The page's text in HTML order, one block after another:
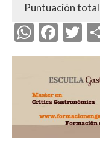
Puntuación total
W
h
at
s
A
p
F
ac
e
b
o
o
T
w
itt
er